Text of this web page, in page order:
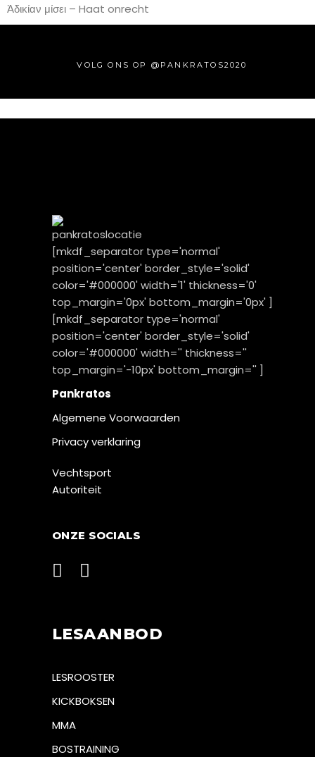
Ἀδικίαν μίσει – Haat onrecht
VOLG ONS OP @PANKRATOS2020
[mkdf_separator type='normal'
position='center' border_style='solid'
color='#000000' width='1' thickness='0'
top_margin='0px' bottom_margin='0px' ]
[mkdf_separator type='normal'
position='center' border_style='solid'
color='#000000' width='' thickness=''
top_margin='-10px' bottom_margin='' ]
Pankratos
Algemene Voorwaarden
Privacy verklaring
Vechtsport
Autoriteit
ONZE SOCIALS
LESAANBOD
LESROOSTER
KICKBOKSEN
MMA
BOSTRAINING